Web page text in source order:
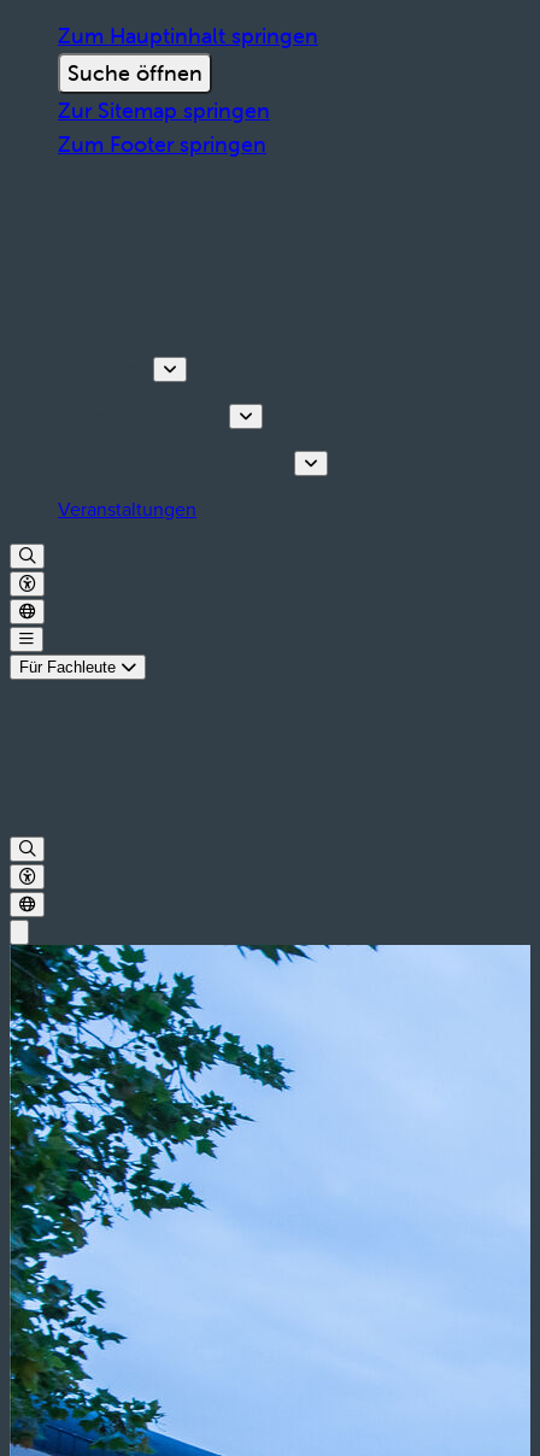
Zum Hauptinhalt springen
Suche öffnen
Zur Sitemap springen
Zum Footer springen
Veranstaltungen
Für Fachleute